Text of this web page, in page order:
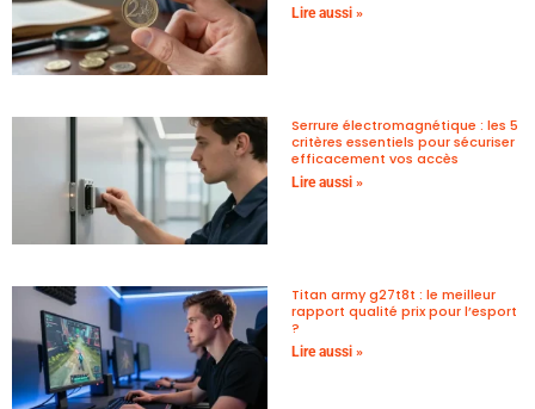
Lire aussi »
Serrure électromagnétique : les 5
critères essentiels pour sécuriser
efficacement vos accès
Lire aussi »
Titan army g27t8t : le meilleur
rapport qualité prix pour l’esport
?
Lire aussi »